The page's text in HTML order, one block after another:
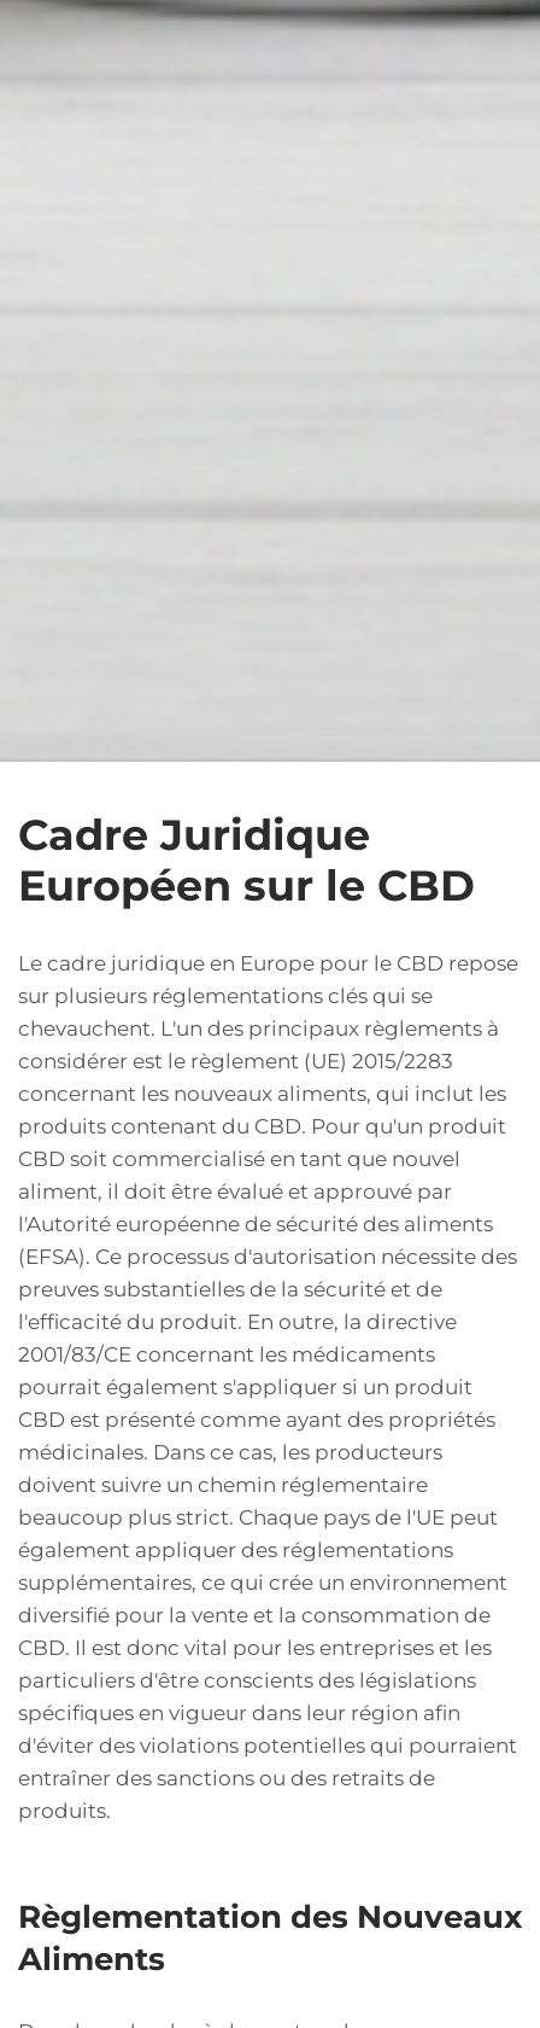
Cadre Juridique
Européen sur le CBD
Le cadre juridique en Europe pour le CBD repose
sur plusieurs réglementations clés qui se
chevauchent. L'un des principaux règlements à
considérer est le règlement (UE) 2015/2283
concernant les nouveaux aliments, qui inclut les
produits contenant du CBD. Pour qu'un produit
CBD soit commercialisé en tant que nouvel
aliment, il doit être évalué et approuvé par
l'Autorité européenne de sécurité des aliments
(EFSA). Ce processus d'autorisation nécessite des
preuves substantielles de la sécurité et de
l'efficacité du produit. En outre, la directive
2001/83/CE concernant les médicaments
pourrait également s'appliquer si un produit
CBD est présenté comme ayant des propriétés
médicinales. Dans ce cas, les producteurs
doivent suivre un chemin réglementaire
beaucoup plus strict. Chaque pays de l'UE peut
également appliquer des réglementations
supplémentaires, ce qui crée un environnement
diversifié pour la vente et la consommation de
CBD. Il est donc vital pour les entreprises et les
particuliers d'être conscients des législations
spécifiques en vigueur dans leur région afin
d'éviter des violations potentielles qui pourraient
entraîner des sanctions ou des retraits de
produits.
Règlementation des Nouveaux
Aliments